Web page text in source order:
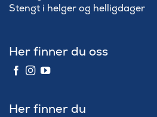
Stengt i helger og helligdager
Her finner du oss
Her finner du